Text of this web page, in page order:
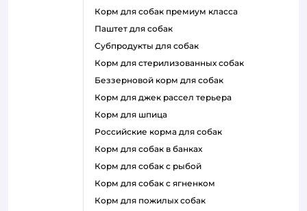
корм для собак премиум класса
паштет для собак
субпродукты для собак
корм для стерилизованных собак
беззерновой корм для собак
корм для джек рассел терьера
корм для шпица
российские корма для собак
корм для собак в банках
корм для собак с рыбой
корм для собак с ягненком
корм для пожилых собак